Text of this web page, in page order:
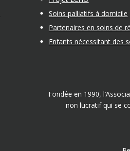
Soins palliatifs à domicile
Partenaires en soins de
Enfants nécessitant des
Fondée en 1990,
non lucratif qui se